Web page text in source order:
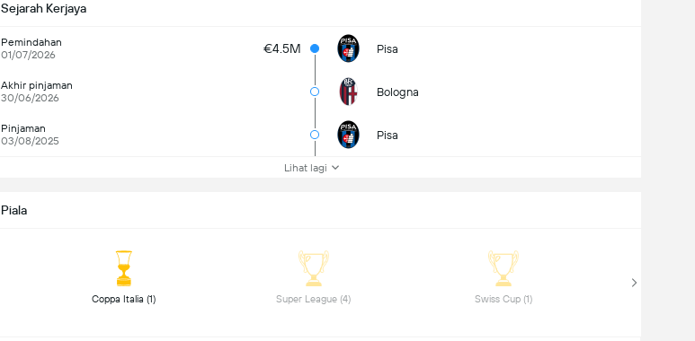
Sejarah Kerjaya
Pemindahan
01/07/2026
€4.5M Pisa
Akhir pinjaman
30/06/2026
Bologna
Pinjaman
03/08/2025
Pisa
Lihat lagi
Piala